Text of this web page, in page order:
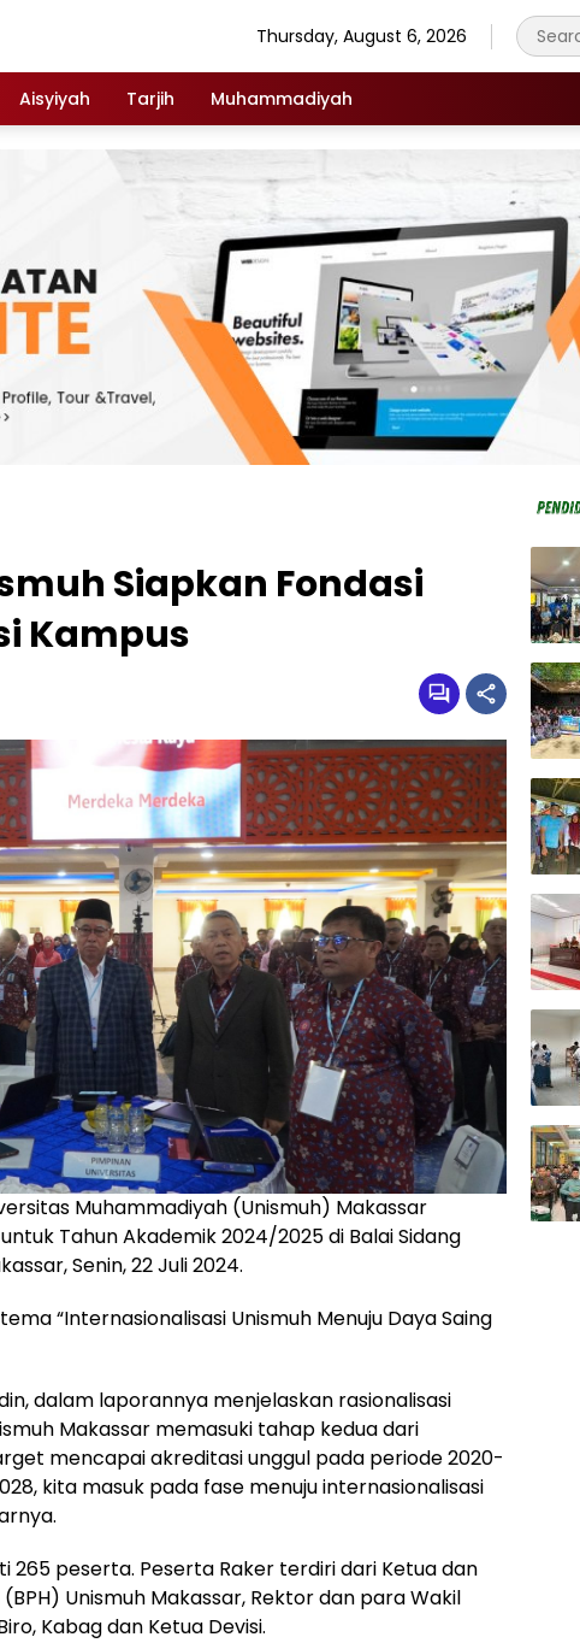
Thursday, August 6, 2026
Aisyiyah Tarjih Muhammadiyah
Siapkan Fondasi
Kampus
Muhammadiyah (Unismuh) Makassar
Tahun Akademik 2024/2025 di Balai Sidang
Senin, 22 Juli 2024.
“Internasionalisasi Unismuh Menuju Daya Saing
dalam laporannya menjelaskan rasionalisasi
Makassar memasuki tahap kedua dari
mencapai akreditasi unggul pada periode 2020-
kita masuk pada fase menuju internasionalisasi
265 peserta. Peserta Raker terdiri dari Ketua dan
Unismuh Makassar, Rektor dan para Wakil
Kabag dan Ketua Devisi.